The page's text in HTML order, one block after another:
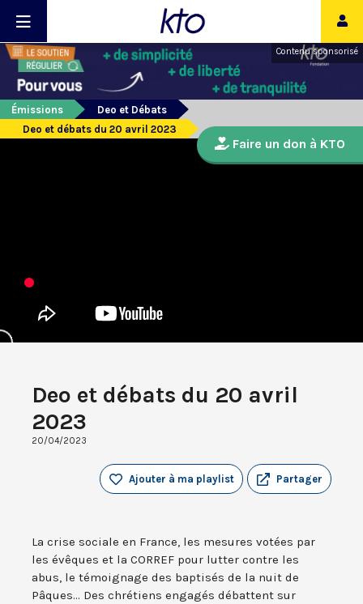
Contenu sponsorisé
Émissions
Deo et Débats
Deo et débats du 20 avril 2023
Deo et débats du 20 avril
2023
20/04/2023
Partager
Ajouter à ma playlist
La crise sociale en France, les mesures votées par
les évêques et la CORREF pour lutter contre les
abus, le témoignage des baptisés de la nuit de
Pâques... Des chrétiens engagés débattent sur
Faire un don à KTO